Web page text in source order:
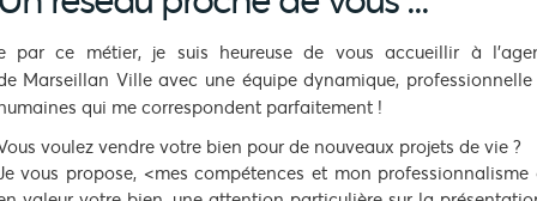
par ce métier, je suis heureuse de vous accueillir à
Marseillan Ville avec une équipe dynamique,
qui me correspondent parfaitement !
voulez vendre votre bien pour de nouveaux projets de vie ?
vous propose, <mes compétences et mon